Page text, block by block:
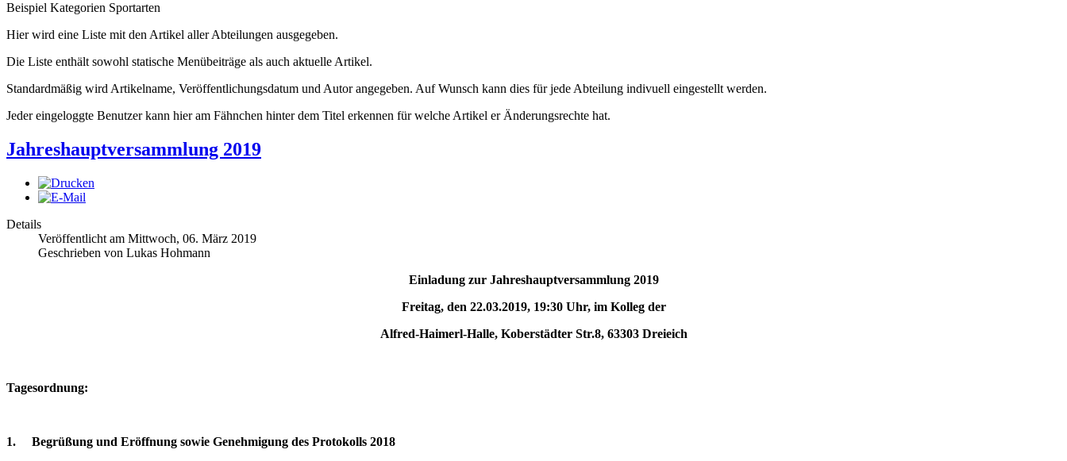
Beispiel Kategorien Sportarten
Hier wird eine Liste mit den Artikel aller Abteilungen ausgegeben.
Die Liste enthält sowohl statische Menübeiträge als auch aktuelle Artikel.
Standardmäßig wird Artikelname, Veröffentlichungsdatum und Autor angegeben. Auf Wunsch kann dies für jede Abteilung indivuell eingestellt werden.
Jeder eingeloggte Benutzer kann hier am Fähnchen hinter dem Titel erkennen für welche Artikel er Änderungsrechte hat.
Jahreshauptversammlung 2019
Details
Veröffentlicht am Mittwoch, 06. März 2019
Geschrieben von Lukas Hohmann
Einladung zur Jahreshauptversammlung 2019
Freitag, den 22.03.2019,19:30 Uhr, im Kolleg der
Alfred-Haimerl-Halle, KoberstädterStr.8, 63303 Dreieich
Tagesordnung:
1. Begrüßung und Eröffnung sowie Genehmigung des Protokolls 2018